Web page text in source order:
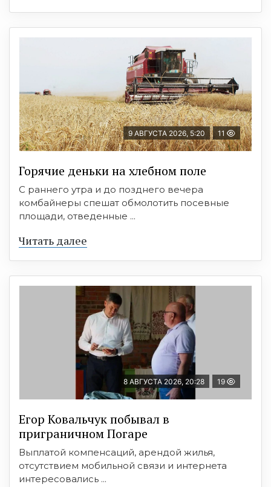
9 АВГУСТА 2026, 5:20 11
Горячие деньки на хлебном поле
С раннего утра и до позднего вечера
комбайнеры спешат обмолотить посевные
площади, отведенные ...
Читать далее
8 АВГУСТА 2026, 20:28 19
Егор Ковальчук побывал в
приграничном Погаре
Выплатой компенсаций, арендой жилья,
отсутствием мобильной связи и интернета
интересовались ...